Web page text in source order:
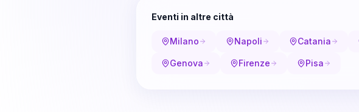
Eventi in altre città
Milano Napoli Catania
Genova Firenze Pisa